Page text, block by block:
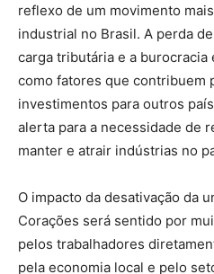
reflexo de um movimento
industrial no Brasil. A perda
carga tributária e a burocracia
como fatores que contribuem
investimentos para outros
alerta para a necessidade de
manter e atrair indústrias no
O impacto da desativação da
Corações será sentido por
pelos trabalhadores
pela economia local e pelo